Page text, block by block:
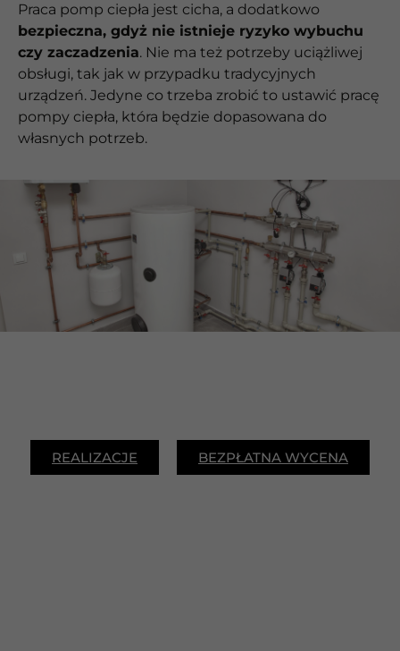
Praca pomp ciepła jest cicha, a dodatkowo
bezpieczna, gdyż nie istnieje ryzyko wybuchu
czy zaczadzenia. Nie ma też potrzeby uciążliwej
obsługi, tak jak w przypadku tradycyjnych
urządzeń. Jedyne co trzeba zrobić to ustawić pracę
pompy ciepła, która będzie dopasowana do
własnych potrzeb.
REALIZACJE BEZPŁATNA WYCENA